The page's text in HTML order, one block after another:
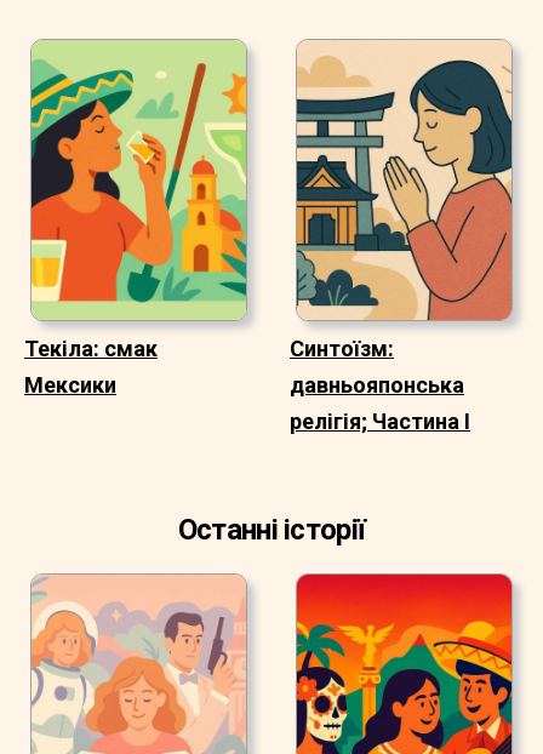
Текіла: смак
Мексики
Синтоїзм:
давньояпонська
релігія; Частина I
Останні історії